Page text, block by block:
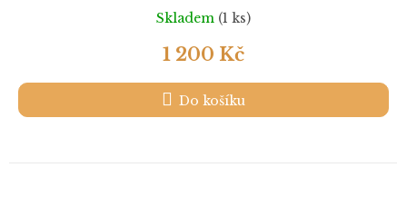
Skladem (1 ks)
1 200 Kč
Do košíku